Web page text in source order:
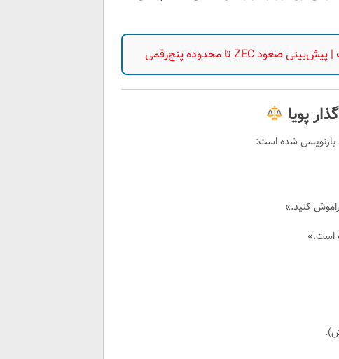
پویا
شده است:
کنید.»
است.»